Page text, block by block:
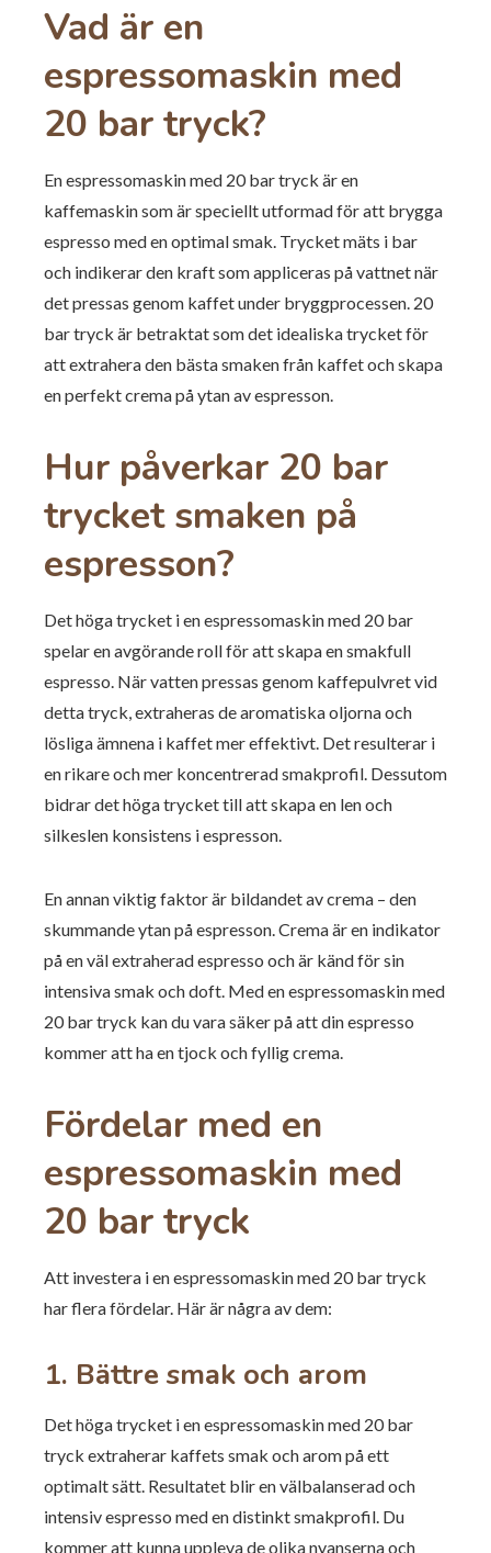
Vad är en
espressomaskin med
20 bar tryck?
En espressomaskin med 20 bar tryck är en
kaffemaskin som är speciellt utformad för att brygga
espresso med en optimal smak. Trycket mäts i bar
och indikerar den kraft som appliceras på vattnet när
det pressas genom kaffet under bryggprocessen. 20
bar tryck är betraktat som det idealiska trycket för
att extrahera den bästa smaken från kaffet och skapa
en perfekt crema på ytan av espresson.
Hur påverkar 20 bar
trycket smaken på
espresson?
Det höga trycket i en espressomaskin med 20 bar
spelar en avgörande roll för att skapa en smakfull
espresso. När vatten pressas genom kaffepulvret vid
detta tryck, extraheras de aromatiska oljorna och
lösliga ämnena i kaffet mer effektivt. Det resulterar i
en rikare och mer koncentrerad smakprofil. Dessutom
bidrar det höga trycket till att skapa en len och
silkeslen konsistens i espresson.
En annan viktig faktor är bildandet av crema – den
skummande ytan på espresson. Crema är en indikator
på en väl extraherad espresso och är känd för sin
intensiva smak och doft. Med en espressomaskin med
20 bar tryck kan du vara säker på att din espresso
kommer att ha en tjock och fyllig crema.
Fördelar med en
espressomaskin med
20 bar tryck
Att investera i en espressomaskin med 20 bar tryck
har flera fördelar. Här är några av dem:
1. Bättre smak och arom
Det höga trycket i en espressomaskin med 20 bar
tryck extraherar kaffets smak och arom på ett
optimalt sätt. Resultatet blir en välbalanserad och
intensiv espresso med en distinkt smakprofil. Du
kommer att kunna uppleva de olika nyanserna och